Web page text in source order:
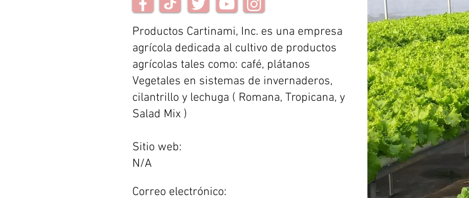
Productos Cartinami, Inc. es una empresa
agrícola dedicada al cultivo de productos
agrícolas tales como: café, plátanos
Vegetales en sistemas de invernaderos,
cilantrillo y lechuga ( Romana, Tropicana, y
Salad Mix )
Sitio web:
N/A
Correo electrónico: